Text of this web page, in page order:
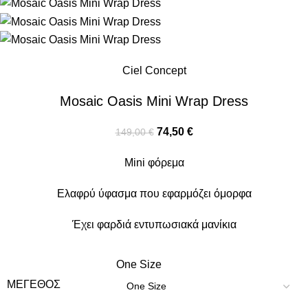
Ciel Concept
Mosaic Oasis Mini Wrap Dress
149,00€ 74,50 €
Mini φόρεμα
Ελαφρύ ύφασμα που εφαρμόζει όμορφα
Έχει φαρδιά εντυπωσιακά μανίκια
ΜΈΓΕΘΟΣ
One Size